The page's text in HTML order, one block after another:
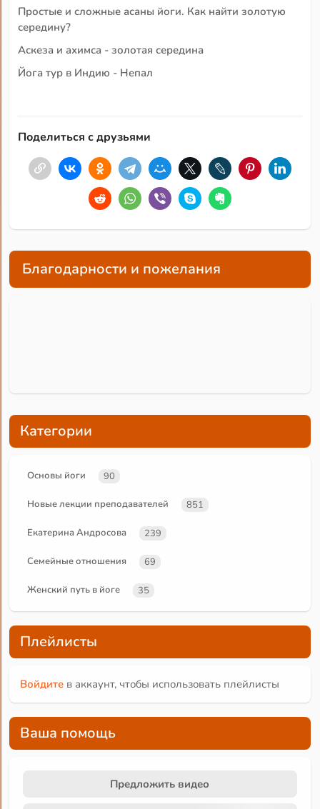
Простые и сложные асаны йоги. Как найти золотую
середину?
Аскеза и ахимса - золотая середина
Йога тур в Индию - Непал
Поделиться с друзьями
Благодарности и пожелания
Категории
Основы йоги 90
Новые лекции преподавателей 851
Екатерина Андросова 239
Семейные отношения 69
Женский путь в йоге 35
Плейлисты
Войдите в аккаунт, чтобы использовать плейлисты
Ваша помощь
Предложить видео